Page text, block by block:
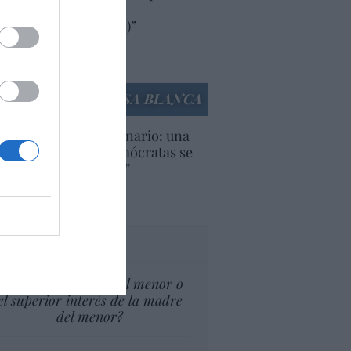
(y europeas)”
Sánchez Arjona
LA CASA BLANCA
Inquietante escenario: una
parte de los demócratas se
como “socialista”
¿El Superior interés el menor o
superior interés de la madre
del menor?